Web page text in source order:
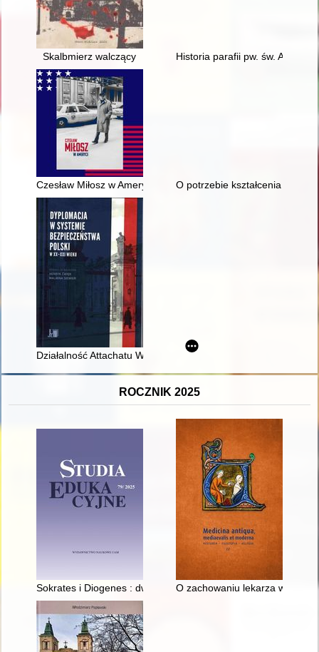
Skalbmierz walczący Historia parafii pw. św.
Czesław Miłosz w Ameryce : na podstawie wspomnień i
O potrzebie kształcenia
Działalność Attachatu Wojskowego Rzeczypospolitej Polskiej
ROCZNIK 2025
Sokrates i Diogenes : dwie antyczne metody edukacji etycznej
O zachowaniu lekarza w